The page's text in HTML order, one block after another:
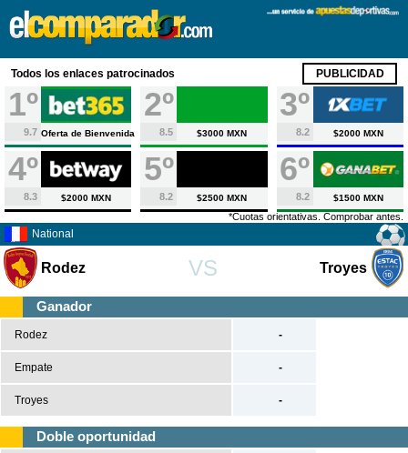
Todos los enlaces patrocinados PUBLICIDAD
1º
9.7 Oferta de Bienvenida
2º
8.5 $3000 MXN
3º
8.2 $2000 MXN
4º
8.3 $2000 MXN
5º
8.2 $2500 MXN
6º
8.2 $1500 MXN
*Cuotas orientativas. Comprobar antes.
National
Rodez VS Troyes
Ganador
Rodez
Empate
Troyes
-
-
-
Doble oportunidad
X
Fútbol
México
Liga MX
Liga Desarrollo
América
Copa Libertadores
Copa Sudamericana
MSL
Serie A
Liga Profesional
Categoría Primera A
Europa
Primera División
Premier League